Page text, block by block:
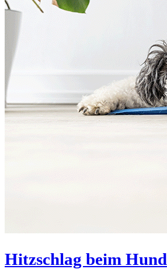
Hitzschlag beim Hund